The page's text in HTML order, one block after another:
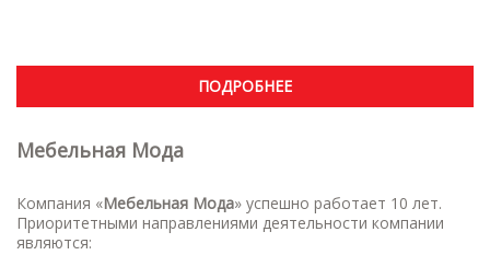
ПОДРОБНЕЕ
Мебельная Мода
Компания «Мебельная Мода» успешно работает 10 лет.
Приоритетными направлениями деятельности компании
являются: